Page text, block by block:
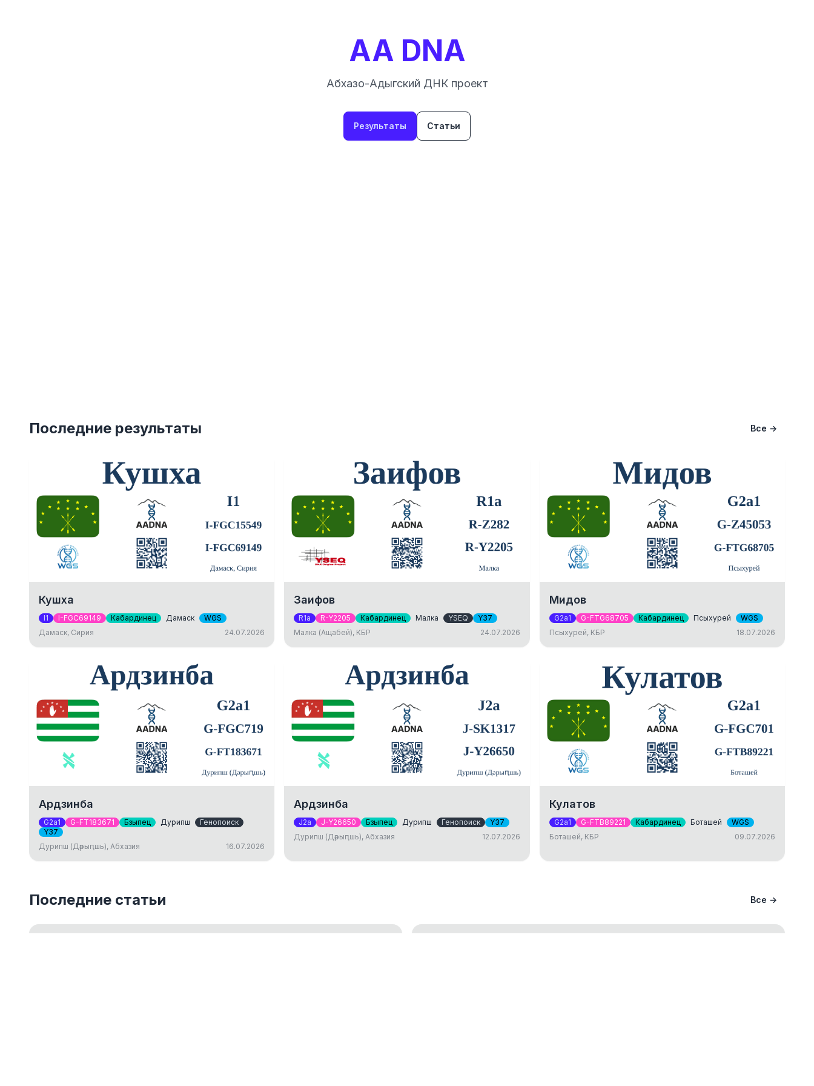
AA DNA
Абхазо-Адыгский ДНК проект
Результаты Статьи
Последние результаты Все →
Кушха
I1 I-FGC69149 Кабардинец Дамаск
WGS
Дамаск, Сирия
24.07.2026
Заифов
R1a R-Y2205 Кабардинец Малка YSEQ
Y37
Малка (Ащабей), КБР
24.07.2026
Мидов
G2a1 G-FTG68705 Кабардинец Псыхурей
WGS
Псыхурей, КБР
18.07.2026
Ардзинба
G2a1 G-FT183671 Бзыпец Дурипш
Генопоиск
Y37
Дурипш (Дәрыԥшь), Абхазия
16.07.2026
Ардзинба
J2a J-Y26650 Бзыпец Дурипш Генопоиск
Y37
Дурипш (Дәрыԥшь), Абхазия
12.07.2026
Кулатов
G2a1 G-FTB89221 Кабардинец Боташей
WGS
Боташей, КБР
09.07.2026
Последние статьи Все →